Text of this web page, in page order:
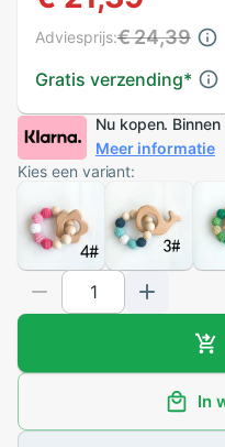
Gratis verzending*
Adviesprijs:€ 24,39
Nu kopen.
Meer informatie
Kies een variant:
In